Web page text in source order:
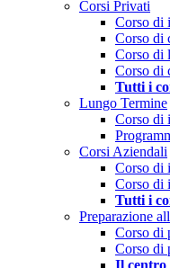
Corsi Privati
Corso di
Corso di
Corso di
Corso di
Tutti i
Lungo Termine
Corso di
Corsi Aziendali
Corso di
Corso di
Tutti i
Preparazione
Corso di
Corso di